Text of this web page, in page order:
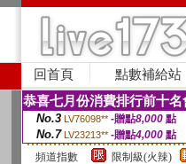
回首頁 點數補給站
恭喜七月份消費排行前十
No.3 LV76098** -贈點8,000點
No.7 LV23213** -贈點4,000 點
頻道指數
限制級(火辣)